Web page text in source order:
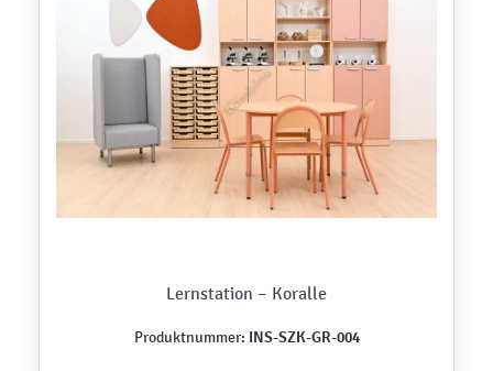
Lernstation – Koralle
Produktnummer: INS-SZK-GR-004